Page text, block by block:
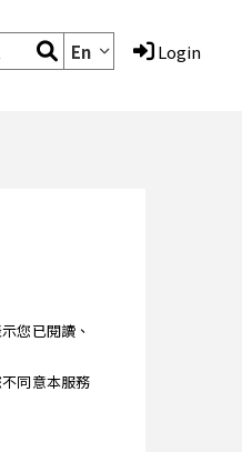
En Login
您已閱讀、
同意本服務